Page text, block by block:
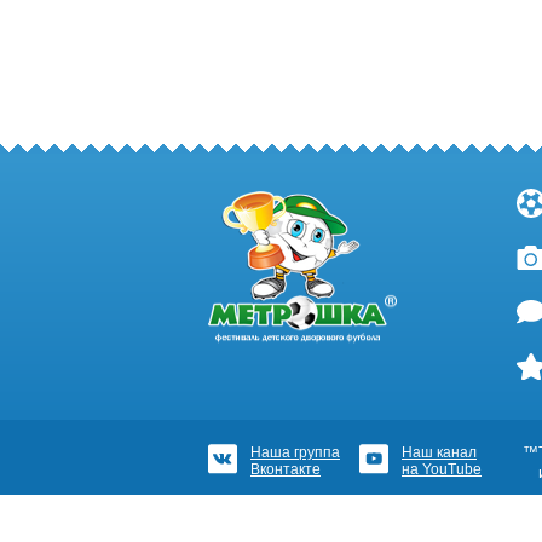
Наша группа
Вконтакте
Наш канал
на YouTube